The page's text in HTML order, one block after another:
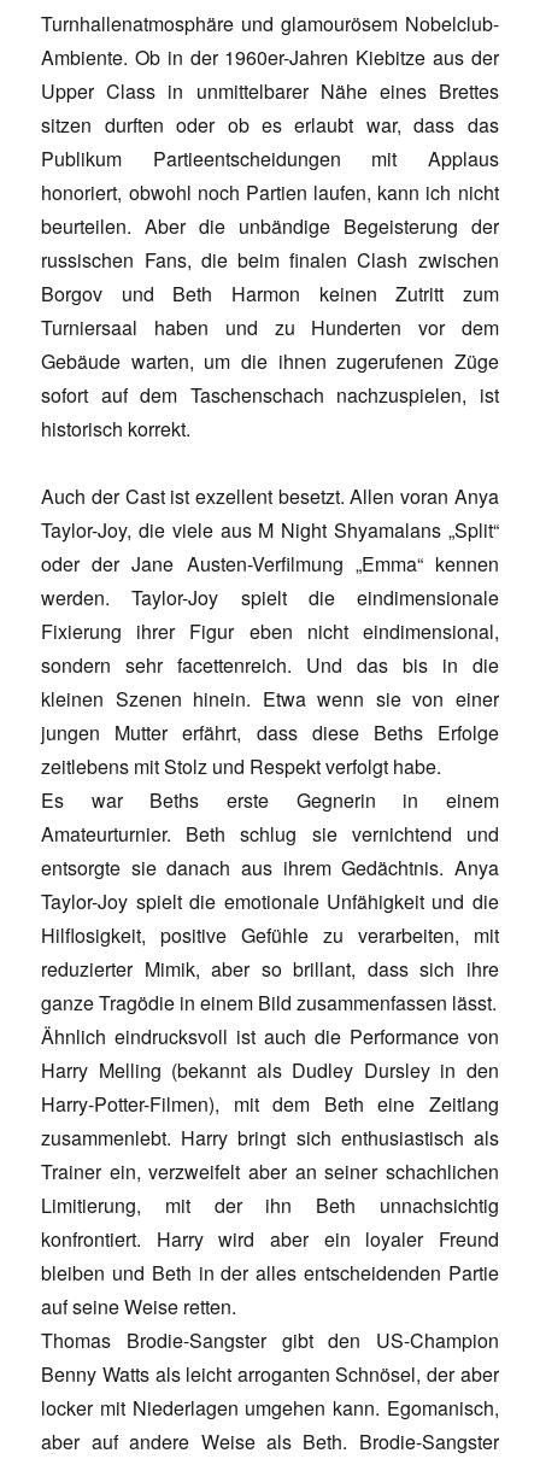
Turnhallenatmosphäre und glamourösem Nobelclub-
Ambiente. Ob in der 1960er-Jahren Kiebitze aus der
Upper Class in unmittelbarer Nähe eines Brettes
sitzen durften oder ob es erlaubt war, dass das
Publikum Partieentscheidungen mit Applaus
honoriert, obwohl noch Partien laufen, kann ich nicht
beurteilen. Aber die unbändige Begeisterung der
russischen Fans, die beim finalen Clash zwischen
Borgov und Beth Harmon keinen Zutritt zum
Turniersaal haben und zu Hunderten vor dem
Gebäude warten, um die ihnen zugerufenen Züge
sofort auf dem Taschenschach nachzuspielen, ist
historisch korrekt.
Auch der Cast ist exzellent besetzt. Allen voran Anya
Taylor-Joy, die viele aus M Night Shyamalans „Split“
oder der Jane Austen-Verfilmung „Emma“ kennen
werden. Taylor-Joy spielt die eindimensionale
Fixierung ihrer Figur eben nicht eindimensional,
sondern sehr facettenreich. Und das bis in die
kleinen Szenen hinein. Etwa wenn sie von einer
jungen Mutter erfährt, dass diese Beths Erfolge
zeitlebens mit Stolz und Respekt verfolgt habe.
Es war Beths erste Gegnerin in einem
Amateurturnier. Beth schlug sie vernichtend und
entsorgte sie danach aus ihrem Gedächtnis. Anya
Taylor-Joy spielt die emotionale Unfähigkeit und die
Hilflosigkeit, positive Gefühle zu verarbeiten, mit
reduzierter Mimik, aber so brillant, dass sich ihre
ganze Tragödie in einem Bild zusammenfassen lässt.
Ähnlich eindrucksvoll ist auch die Performance von
Harry Melling (bekannt als Dudley Dursley in den
Harry-Potter-Filmen), mit dem Beth eine Zeitlang
zusammenlebt. Harry bringt sich enthusiastisch als
Trainer ein, verzweifelt aber an seiner schachlichen
Limitierung, mit der ihn Beth unnachsichtig
konfrontiert. Harry wird aber ein loyaler Freund
bleiben und Beth in der alles entscheidenden Partie
auf seine Weise retten.
Thomas Brodie-Sangster gibt den US-Champion
Benny Watts als leicht arroganten Schnösel, der aber
locker mit Niederlagen umgehen kann. Egomanisch,
aber auf andere Weise als Beth. Brodie-Sangster